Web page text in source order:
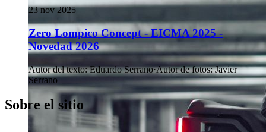
23 nov 2025
Zero Lompico Concept - EICMA 2025 -
Novedad 2026
Autor del texto: Eduardo Serrano·Autor de fotos: Javier
Serrano
Sobre el sitio